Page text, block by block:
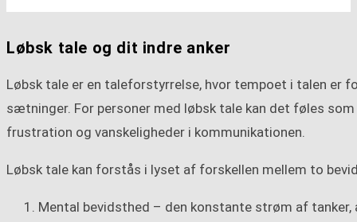
Løbsk tale og dit indre anker
Løbsk tale er en taleforstyrrelse, hvor tempoet i talen
sætninger. For personer med løbsk tale kan det føles
frustration og vanskeligheder i kommunikationen.
Løbsk tale kan forstås i lyset af forskellen mellem to
Mental bevidsthed – den konstante strøm af